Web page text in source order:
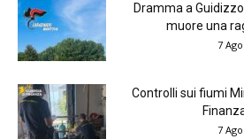
Dramma a
muore una
7
Controlli sui fiumi
7